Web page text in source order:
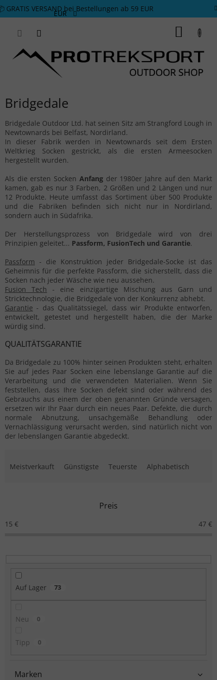
Zum Inhalt springen
GRATIS VERSAND bei Bestellungen ab 59 EUR
EUR
Bridgedale
Bridgedale Outdoor Ltd. hat seinen Sitz am Strangford Lough in
Newtownards bei Belfast, Nordirland.
In dieser Fabrik werden in Newtownards seit dem Ersten
Weltkrieg Socken gestrickt, als die ersten Armeesocken
hergestellt wurden.
Als die ersten Socken Anfangder 1980er Jahre auf den Markt
kamen, gab es nur 3 Farben, 2 Größen und 2 Längen und nur
12 Produkte. Heute umfasst das Sortiment über 500 Produkte
und die Fabriken befinden sich nicht nur in Nordirland,
sondern auch in Südafrika.
Der Herstellungsprozess von Bridgedale wird von drei
Prinzipien geleitet... Passform, FusionTech und Garantie.
Passform - die Konstruktion jeder Bridgedale-Socke ist das
Geheimnis für die perfekte Passform, die sicherstellt, dass die
Socken nach jeder Wäsche wie neu aussehen.
Fusion Tech - eine einzigartige Mischung aus Garn und
Stricktechnologie, die Bridgedale von der Konkurrenz abhebt.
Garantie - das Qualitätssiegel, dass wir Produkte entworfen,
entwickelt, getestet und hergestellt haben, die der Marke
würdig sind.
QUALITÄTSGARANTIE
Da Bridgedale zu 100% hinter seinen Produkten steht, erhalten
Sie auf jedes Paar Socken eine lebenslange Garantie auf die
Verarbeitung und die verwendeten Materialien. Wenn Sie
feststellen, dass Ihre Socken defekt sind oder während des
Gebrauchs aus einem der oben genannten Gründe versagen,
ersetzen wir Ihr Paar durch ein neues Paar. Defekte, die durch
normale Abnutzung, unsachgemäße Behandlung oder
Vernachlässigung verursacht werden, sind natürlich nicht von
der lebenslangen Garantie abgedeckt.
Meistverkauft Günstigste Teuerste Alphabetisch
Preis
15 € 47 €
Auf Lager 73
Neu 0
Tipp 0
Marken